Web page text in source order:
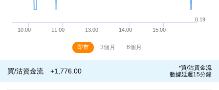
即市 3個月 6個月
買/沽資金流 +1,776.00 *買/沽資金流
數據延遲15分鐘